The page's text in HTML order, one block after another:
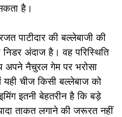
है।
पाटीदार की बल्लेबाजी की
अंदाज है। वह परिस्थिति
नैचुरल गेम पर भरोसा
चीज किसी बल्लेबाज को
इतनी बेहतरीन है कि बड़े
ताकत लगाने की जरूरत नहीं